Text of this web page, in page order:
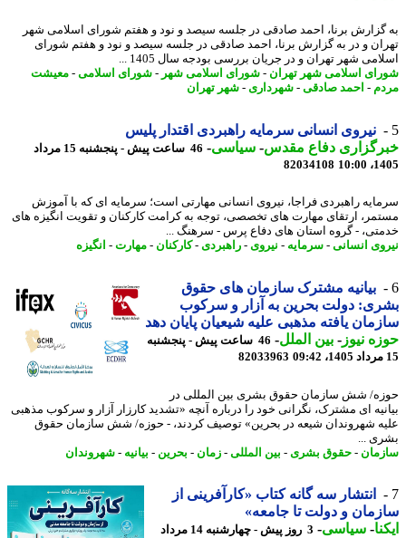
برنا، احمد صادقی در جلسه سیصد و نود و هفتم شورای اسلامی شهر
و در به گزارش برنا، احمد صادقی در جلسه سیصد و نود و هفتم شورای
شهر تهران و در جریان بررسی بودجه سال 1405 ...
اسلامی شهر تهران- شورای اسلامی شهر -شورای اسلامی-معیشت
- احمد صادقی-شهرداری- شهر تهران
نیروی انسانی سرمایه راهبردی اقتدار پلیس
دفاع مقدس-سیاسی-
46 ساعت پیش - پنجشنبه 15 مرداد
82034108
راهبردی فراجا، نیروی انسانی مهارتی است؛ سرمایه ای که با آموزش
ارتقای مهارت های تخصصی، توجه به کرامت کارکنان و تقویت انگیزه های
- گروه استان های دفاع پرس - سرهنگ ...
انسانی-سرمایه -نیروی-راهبردی-کارکنان-مهارت- انگیزه
بیانیه مشترک سازمان های حقوق
دولت بحرین به آزار و سرکوب
یافته مذهبی علیه شیعیان پایان دهد
نیوز-بین الملل-
46 ساعت پیش - پنجشنبه
82033963
شش سازمان حقوق بشری بین المللی در
ای مشترک، نگرانی خود را درباره آنچه «تشدید کارزار آزار و سرکوب مذهبی
شهروندان شیعه در بحرین» توصیف کردند، - حوزه/ شش سازمان حقوق
...
-حقوق بشری- بین المللی-زمان -بحرین- بیانیه-شهروندان
انتشار سه گانه کتاب «کارآفرینی از
و دولت تا جامعه»
-سیاسی-
3 روز پیش - چهارشنبه 14 مرداد